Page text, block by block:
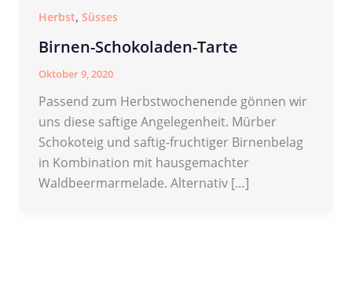
Herbst, Süsses
Birnen-Schokoladen-Tarte
Oktober 9, 2020
Passend zum Herbstwochenende gönnen wir
uns diese saftige Angelegenheit. Mürber
Schokoteig und saftig-fruchtiger Birnenbelag
in Kombination mit hausgemachter
Waldbeermarmelade. Alternativ […]